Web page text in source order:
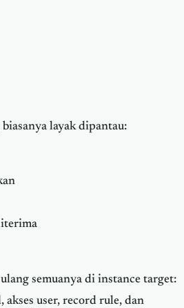
layak dipantau:
semuanya di instance target:
akses user, record rule, dan